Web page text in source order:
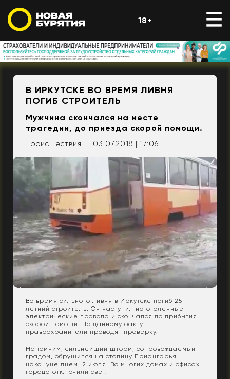
18+
В ИРКУТСКЕ ВО ВРЕМЯ ЛИВНЯ
ПОГИБ СТРОИТЕЛЬ
Мужчина скончался на месте
трагедии, до приезда скорой помощи.
Происшествия | 03.07.2018 | 17:06
Во время сильного ливня в Иркутске погиб 25-
летний строитель. Он наступил на оголенные
электрические провода и скончался до прибытия
скорой помощи. По данному факту
правоохранители проводят проверку.
Напомним, сильнейший шторм, сопровождаемый
градом, обрушился на столицу Приангарья
накануне днем, 2 июля. Во многих домах и офисах
города отключили свет.